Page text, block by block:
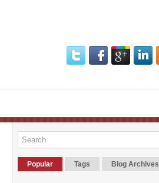
Popular Tags Blog Archives